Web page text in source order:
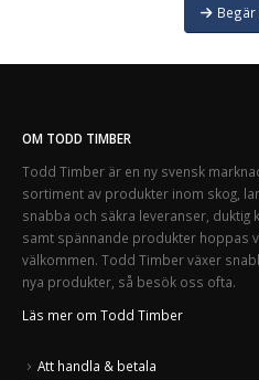
OM TODD TIMBER
Todd Timber är en ny svensk
sortiment av produkter inom skog,
snabba och säkra leveranser,
samt spännande produkter hoppas
välkommen. Todd Timber växer
nya produkter, så besök oss ofta.
Läs mer om Todd Timber
Att handla & betala